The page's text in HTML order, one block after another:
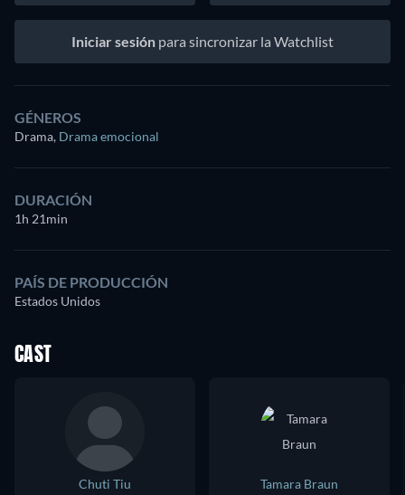
Iniciar sesión para sincronizar la Watchlist
GÉNEROS
Drama, Drama emocional
DURACIÓN
1h 21min
PAÍS DE PRODUCCIÓN
Estados Unidos
CAST
Chuti Tiu
Tamara Braun